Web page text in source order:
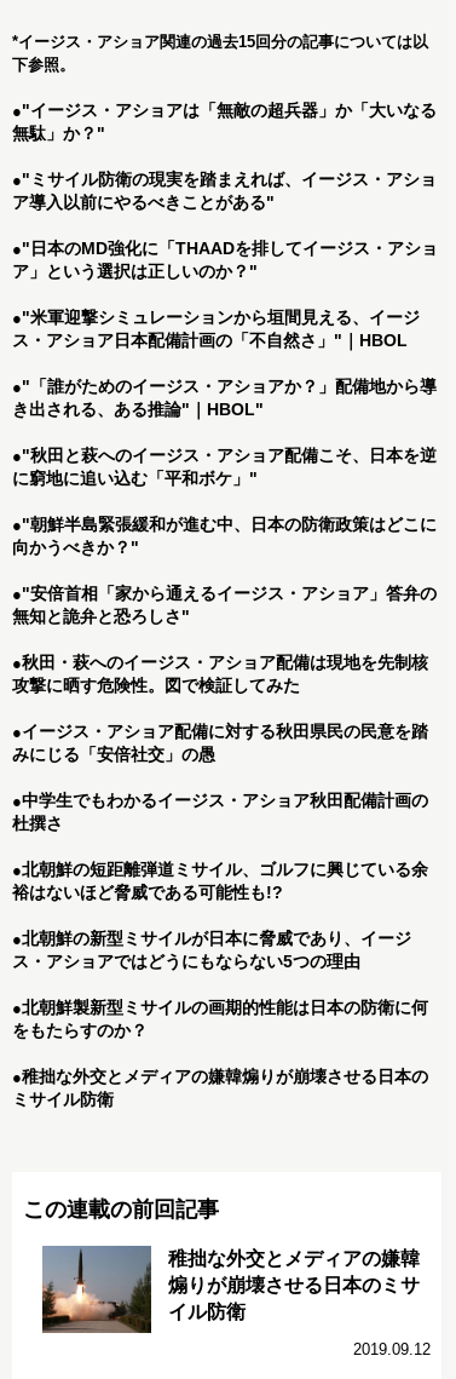
*イージス・アショア関連の過去15回分の記事については以
下参照。
●"イージス・アショアは「無敵の超兵器」か「大いなる
無駄」か？"
●"ミサイル防衛の現実を踏まえれば、イージス・アショ
ア導入以前にやるべきことがある"
●"日本のMD強化に「THAADを排してイージス・アショ
ア」という選択は正しいのか？"
●"米軍迎撃シミュレーションから垣間見える、イージ
ス・アショア日本配備計画の「不自然さ」"｜HBOL
●"「誰がためのイージス・アショアか？」配備地から導
き出される、ある推論"｜HBOL"
●"秋田と萩へのイージス・アショア配備こそ、日本を逆
に窮地に追い込む「平和ボケ」"
●"朝鮮半島緊張緩和が進む中、日本の防衛政策はどこに
向かうべきか？"
●"安倍首相「家から通えるイージス・アショア」答弁の
無知と詭弁と恐ろしさ"
●秋田・萩へのイージス・アショア配備は現地を先制核
攻撃に晒す危険性。図で検証してみた
●イージス・アショア配備に対する秋田県民の民意を踏
みにじる「安倍社交」の愚
●中学生でもわかるイージス・アショア秋田配備計画の
杜撰さ
●北朝鮮の短距離弾道ミサイル、ゴルフに興じている余
裕はないほど脅威である可能性も!?
●北朝鮮の新型ミサイルが日本に脅威であり、イージ
ス・アショアではどうにもならない5つの理由
●北朝鮮製新型ミサイルの画期的性能は日本の防衛に何
をもたらすのか？
●稚拙な外交とメディアの嫌韓煽りが崩壊させる日本の
ミサイル防衛
この連載の前回記事
稚拙な外交とメディアの嫌韓
煽りが崩壊させる日本のミサ
イル防衛
2019.09.12